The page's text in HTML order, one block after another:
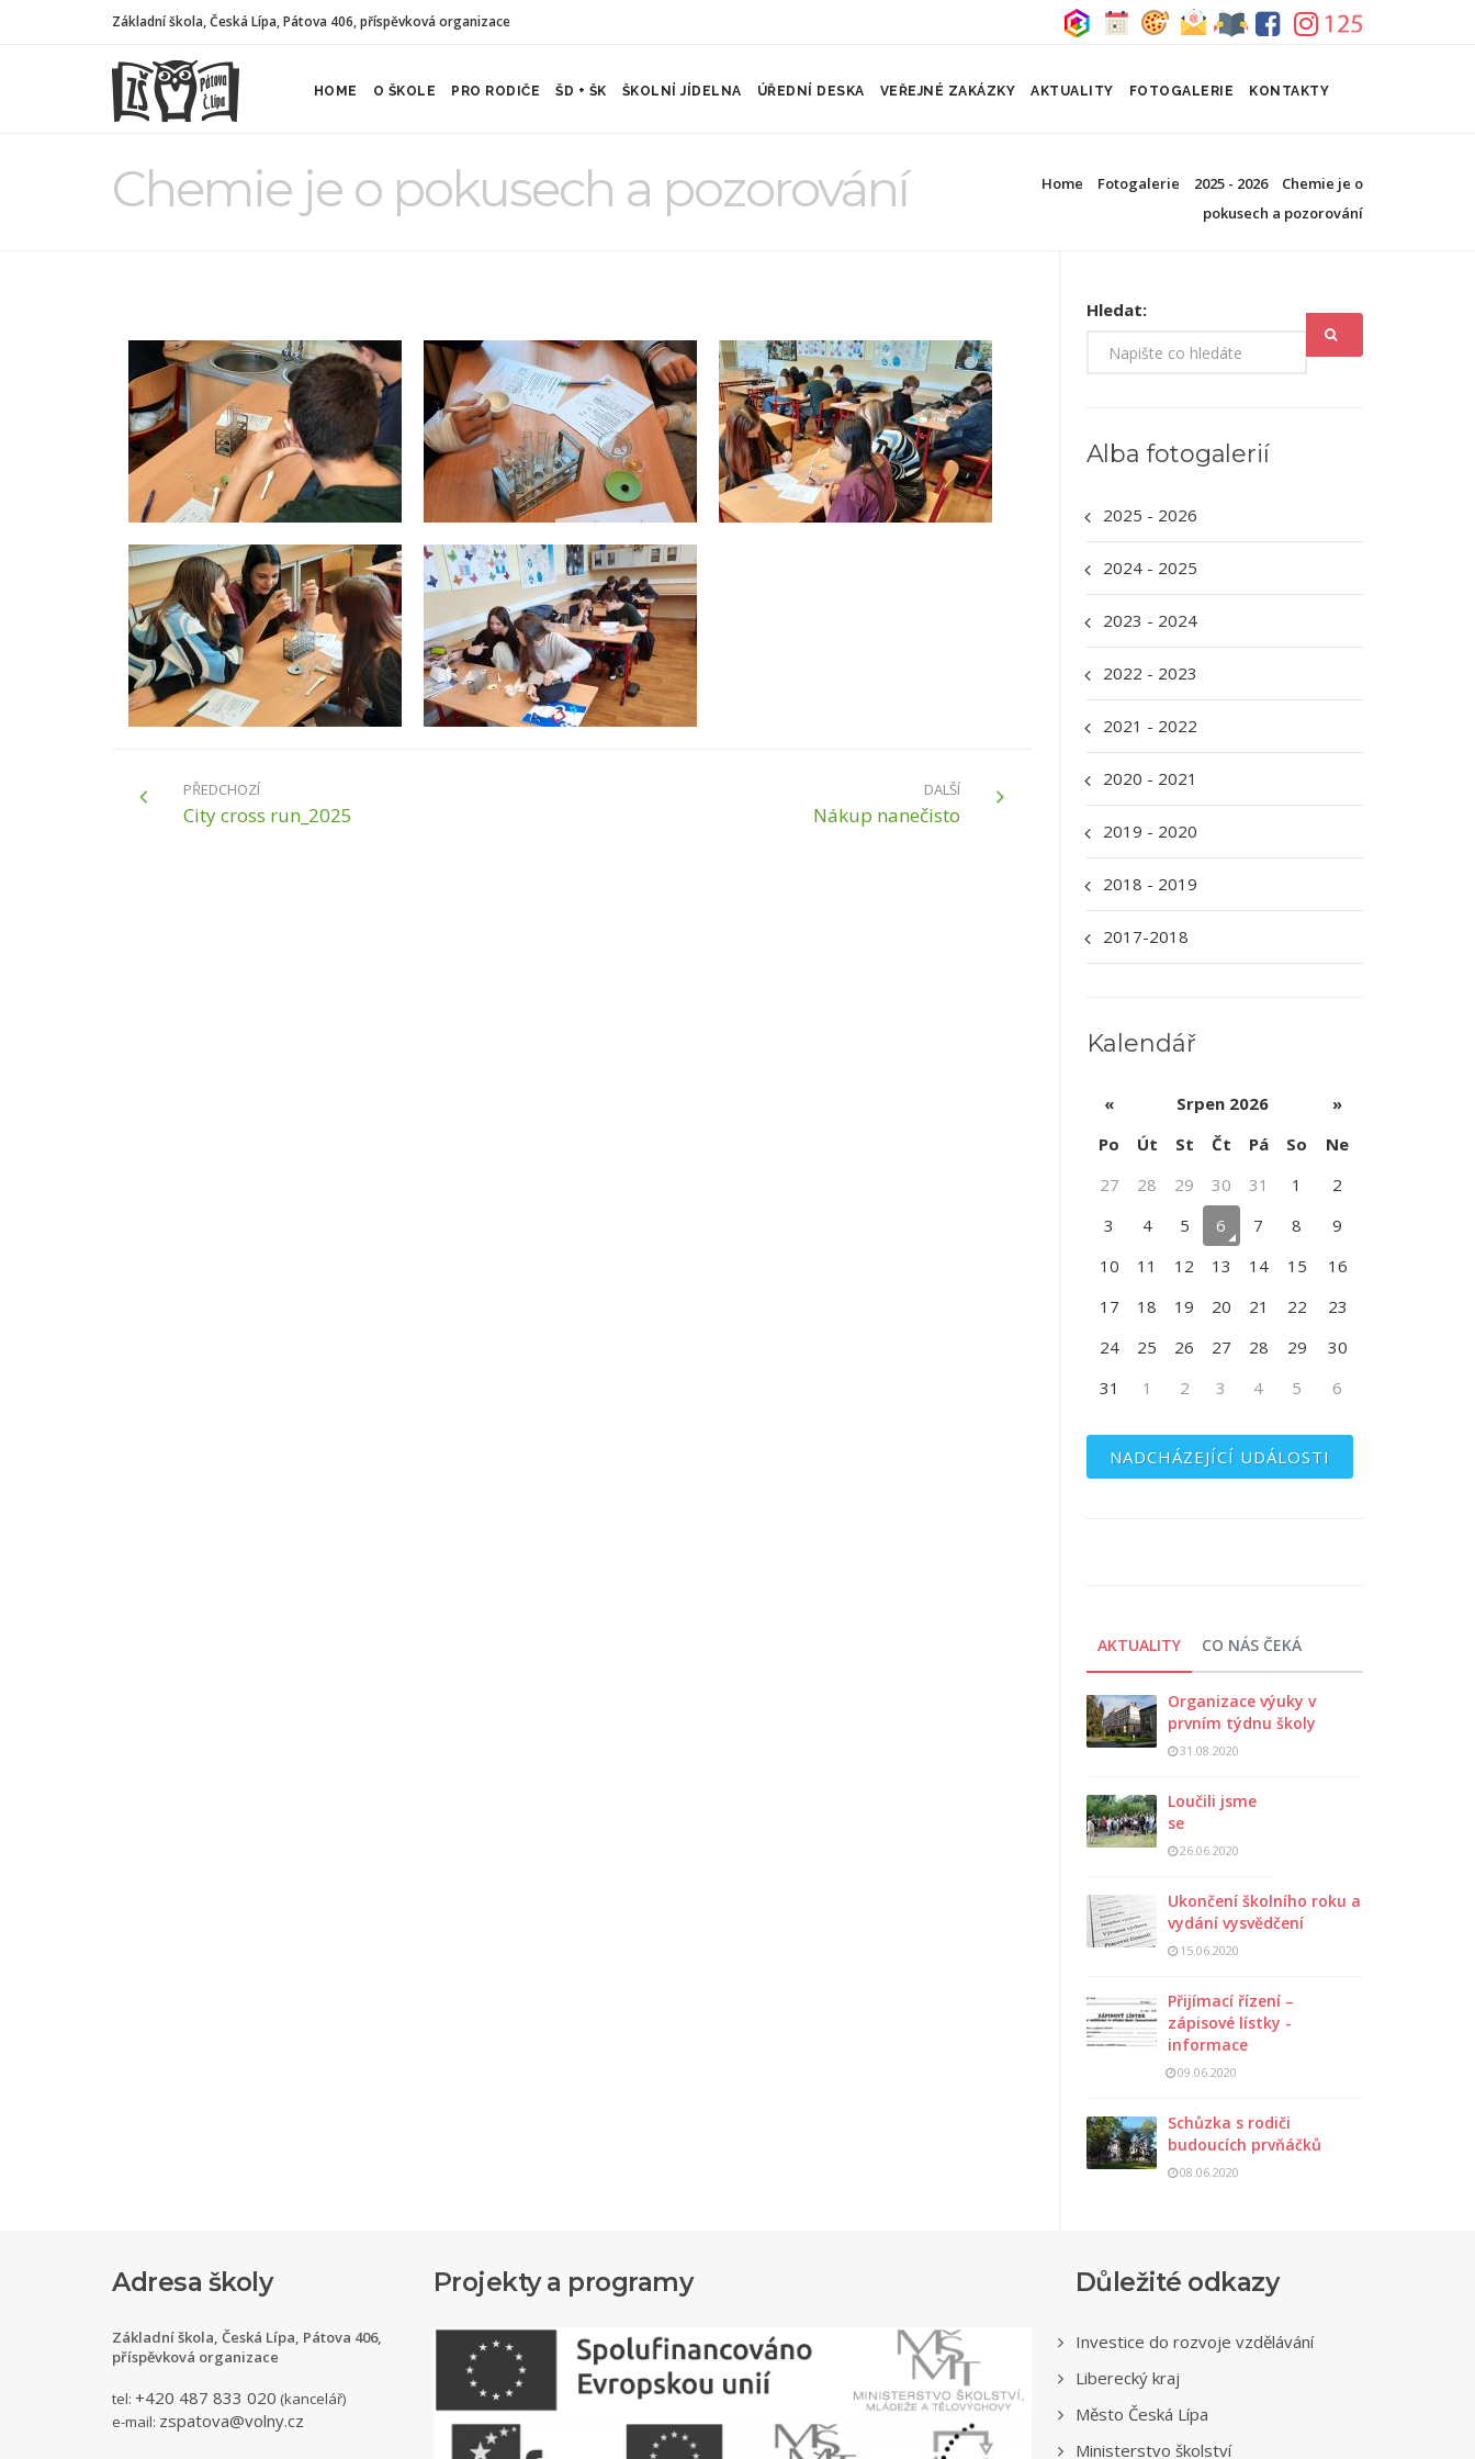
Základní škola, Česká Lípa, Pátova 406, příspěvková organizace
HOME O ŠKOLE PRO RODIČE ŠD + ŠK ŠKOLNÍ JÍDELNA ÚŘEDNÍ DESKA VEŘEJNÉ ZAKÁZKY AKTUALITY FOTOGALERIE KONTAKTY
Chemie je o pokusech a pozorování Home Fotogalerie 2025 - 2026
Chemie je o
pokusech a pozorování
PŘEDCHOZÍ
City cross run_2025
DALŠÍ
Nákup nanečisto
Hledat:
Alba fotogalerií
2025 - 2026
2024 - 2025
2023 - 2024
2022 - 2023
2021 - 2022
2020 - 2021
2019 - 2020
2018 - 2019
2017-2018
Kalendář
« Srpen 2026
»
Po
Út St Čt Pá So
Ne
27
28 29 30 31 1
2
3
4 5 6 7 8
9
10
11 12 13 14 15
16
17
18 19 20 21 22
23
24
25 26 27 28 29
30
31
1 2 3 4 5 6
NADCHÁZEJÍCÍ UDÁLOSTI
AKTUALITY CO NÁS ČEKÁ
Organizace výuky v
prvním týdnu školy
31.08.2020
Loučili jsme
se
26.06.2020
Ukončení školního roku a
vydání vysvědčení
15.06.2020
Přijímací řízení –
zápisové lístky -
informace
09.06.2020
Schůzka s rodiči
budoucích prvňáčků
08.06.2020
Adresa školy
Základní škola, Česká Lípa, Pátova 406,
příspěvková organizace
tel: +420 487 833 020 (kancelář)
e-mail: zspatova@volny.cz
Projekty a programy Důležité odkazy
Investice do rozvoje vzdělávání
Liberecký kraj
Město Česká Lípa
Ministerstvo školství